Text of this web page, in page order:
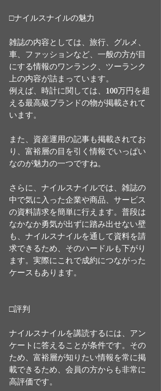
□ナイルスナイルの魅力
雑誌の内容としては、旅行、グルメ、
車、ファッションなど、一般の方が目
にする情報のワンランク、ツーランク
上の内容が詰まっています。
例えば、時計に関しては、100万円を超
える最高級ブランドの物が掲載されて
います。
また、資産運用の記事も掲載されてお
り、富裕層の目を引く情報でいっぱい
なのが魅力の一つですね。
さらに、ナイルスナイルでは、雑誌の
中で気に入った企業や商品、サービス
の資料請求を簡単に行えます。普段は
なかなか勇気が出ずに踏み出せない壁
も、ナイルスナイルを通して資料を請
求できるため、そのハードルも下がり
ます。実際にこれで成約につながった
ケースもあります。
□評判
ナイルスナイルを講読するには、アン
ケートに答えることが条件です。その
ため、富裕層が知りたい情報を常に掲
載できるため、会員の方からも非常に
高評価です。